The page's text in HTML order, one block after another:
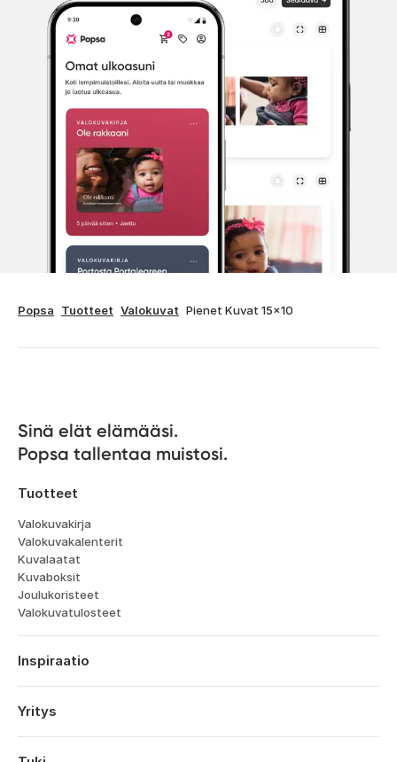
Popsa Tuotteet Valokuvat Pienet Kuvat 15x10
Sinä elät elämääsi.
Popsa tallentaa muistosi.
Tuotteet
Valokuvakirja
Valokuvakalenterit
Kuvalaatat
Kuvaboksit
Joulukoristeet
Valokuvatulosteet
Inspiraatio
Matka
Häät
Yritys
Tietoa